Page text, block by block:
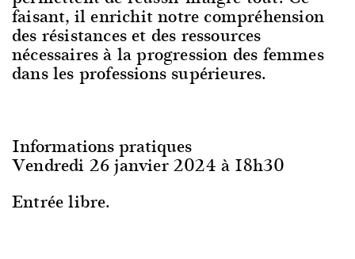
faisant, il enrichit notre compréhension
des résistances et des ressources
nécessaires à la progression des femmes
dans les professions supérieures.
Informations pratiques
Vendredi 26 janvier 2024 à 18h30
Entrée libre.